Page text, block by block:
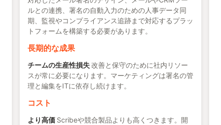
ルとの連携、署名の自動入力のための人事データ同
期、監視やコンプライアンス追跡まで対応するプラッ
トフォームを構築する必要があります。
長期的な成果
チームの生産性損失改善と保守のために社内リソー
スが常に必要になります。マーケティングは署名の管
理と編集をITに依存し続けます。
コスト
より高価 Scribeや競合製品よりも高くつきます。開